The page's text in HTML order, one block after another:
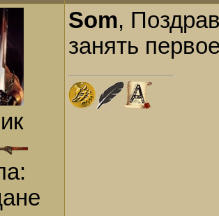
Som,
занять